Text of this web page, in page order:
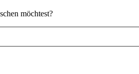
möchtest?